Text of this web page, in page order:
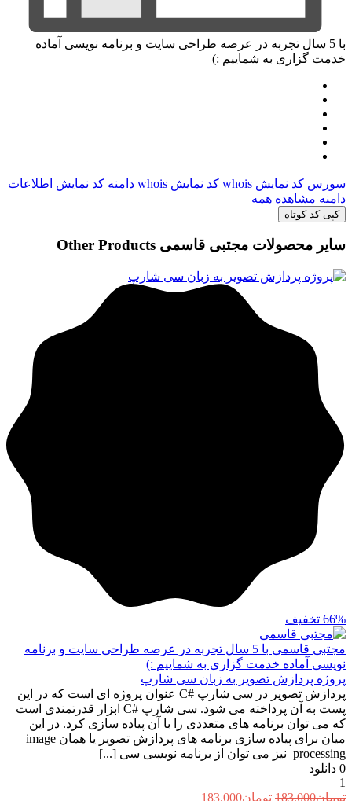
با 5 سال تجربه در عرصه طراحی سایت و برنامه نویسی آماده
خدمت گزاری به شماییم :)
سورس کد نمایش whois کد نمایش whois دامنه
کد نمایش اطلاعات
دامنه مشاهده همه
کپی کد کوتاه
سایر محصولات مجتبی قاسمی Other Products
66% تخفیف
مجتبی قاسمی
با 5 سال تجربه در عرصه طراحی سایت و برنامه
نویسی آماده خدمت گزاری به شماییم :)
پروژه پردازش تصویر به زبان سی شارپ
پردازش تصویر در سی شارپ #C عنوان پروژه ای است که در این
پست به آن پرداخته می شود. سی شارپ #C ابزار قدرتمندی است
که می توان برنامه های متعددی را با آن پیاده سازی کرد. در این
میان برای پیاده سازی برنامه های پردازش تصویر یا همان image
processing نیز می توان از برنامه نویسی سی [...]
0 دانلود
1
تومان183.000 قیمت
تومان183.000